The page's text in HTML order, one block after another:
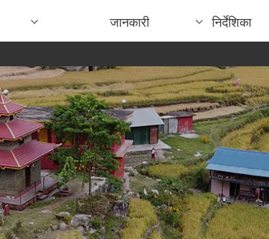
जानकारी निर्देशिका